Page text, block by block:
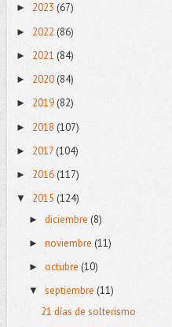
► 2023 (67)
► 2022 (86)
► 2021 (84)
► 2020(84)
► 2019(82)
► 2018 (107)
► 2017 (104)
► 2016(117)
▼ 2015 (124)
► diciembre (8)
► noviembre (11)
► octubre (10)
▼ septiembre (11)
21 días de solterismo